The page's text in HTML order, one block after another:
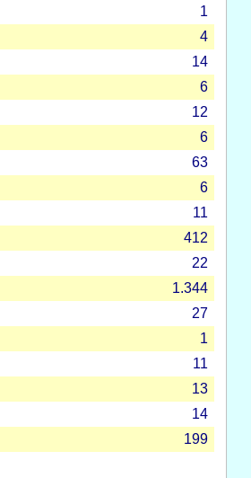
1
4
14
6
12
6
63
6
11
412
22
1.344
27
1
11
13
14
199